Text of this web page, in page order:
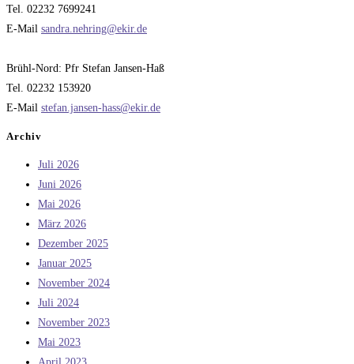
Tel. 02232 7699241
E-Mail sandra.nehring@ekir.de
Brühl-Nord: Pfr Stefan Jansen-Haß
Tel. 02232 153920
E-Mail stefan.jansen-hass@ekir.de
Archiv
Juli 2026
Juni 2026
Mai 2026
März 2026
Dezember 2025
Januar 2025
November 2024
Juli 2024
November 2023
Mai 2023